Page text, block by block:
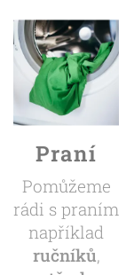
Praní
Pomůžeme
rádi s praním
například
ručníků,